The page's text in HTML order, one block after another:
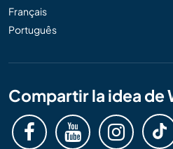
Français
Português
Compartir la idea de